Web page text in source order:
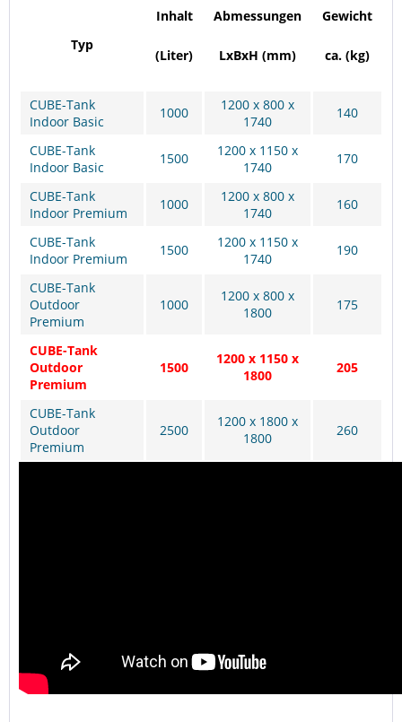
Typ
Inhalt
(Liter)
Abmessungen
LxBxH (mm)
Gewicht
ca. (kg)
CUBE-Tank
Indoor Basic
1000
1200 x 800 x
1740
140
CUBE-Tank
Indoor Basic
1500
1200 x 1150 x
1740
170
CUBE-Tank
Indoor Premium
1000
1200 x 800 x
1740
160
CUBE-Tank
Indoor Premium
1500
1200 x 1150 x
1740
190
CUBE-Tank
Outdoor
Premium
1000
1200 x 800 x
1800
175
CUBE-Tank
Outdoor
Premium
1500
1200 x 1150 x
1800
205
CUBE-Tank
Outdoor
Premium
2500
1200 x 1800 x
1800
260